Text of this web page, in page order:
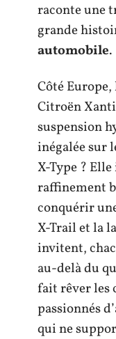
raconte une
grande
automobile.
Côté
Citroën
suspension
inégalée sur
X-Type ?
raffinement
conquérir
X-Trail et la
invitent,
au-delà du
fait rêver les
passionnés
qui ne